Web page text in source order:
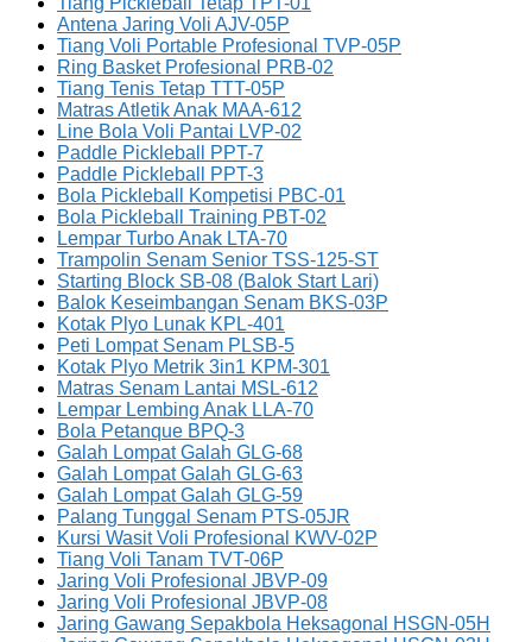
Antena Jaring Voli AJV-05P
Tiang Voli Portable Profesional TVP-05P
Ring Basket Profesional PRB-02
Tiang Tenis Tetap TTT-05P
Matras Atletik Anak MAA-612
Line Bola Voli Pantai LVP-02
Paddle Pickleball PPT-7
Paddle Pickleball PPT-3
Bola Pickleball Kompetisi PBC-01
Bola Pickleball Training PBT-02
Lempar Turbo Anak LTA-70
Trampolin Senam Senior TSS-125-ST
Starting Block SB-08 (Balok Start Lari)
Balok Keseimbangan Senam BKS-03P
Kotak Plyo Lunak KPL-401
Peti Lompat Senam PLSB-5
Kotak Plyo Metrik 3in1 KPM-301
Matras Senam Lantai MSL-612
Lempar Lembing Anak LLA-70
Bola Petanque BPQ-3
Galah Lompat Galah GLG-68
Galah Lompat Galah GLG-63
Galah Lompat Galah GLG-59
Palang Tunggal Senam PTS-05JR
Kursi Wasit Voli Profesional KWV-02P
Tiang Voli Tanam TVT-06P
Jaring Voli Profesional JBVP-09
Jaring Voli Profesional JBVP-08
Jaring Gawang Sepakbola Heksagonal HSGN-05H